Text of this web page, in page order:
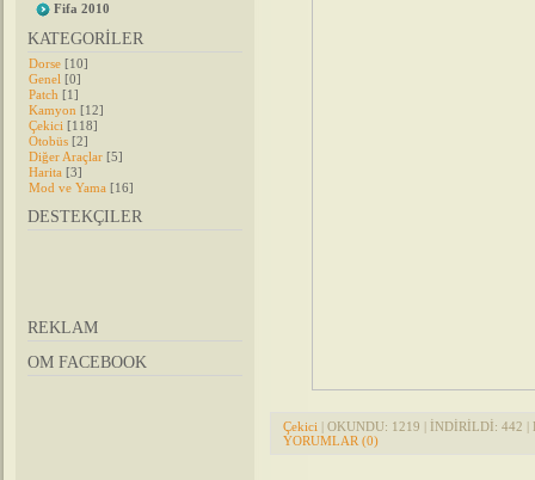
Fifa 2010
KATEGORİLER
Dorse [10]
Genel [0]
Patch [1]
Kamyon [12]
Çekici [118]
Otobüs [2]
Diğer Araçlar [5]
Harita [3]
Mod ve Yama [16]
DESTEKÇILER
REKLAM
OM FACEBOOK
Çekici | OKUNDU: 1219 | İNDİRİLDİ: 442 |
YORUMLAR (0)